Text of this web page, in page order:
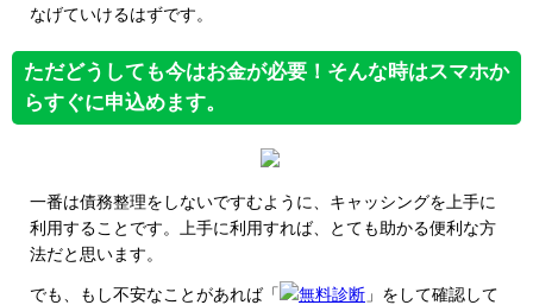
なげていけるはずです。
ただどうしても今はお金が必要！そんな時はスマホか
らすぐに申込めます。
一番は債務整理をしないですむように、キャッシングを上手に
利用することです。上手に利用すれば、とても助かる便利な方
法だと思います。
でも、もし不安なことがあれば「 無料診断 」をして確認して